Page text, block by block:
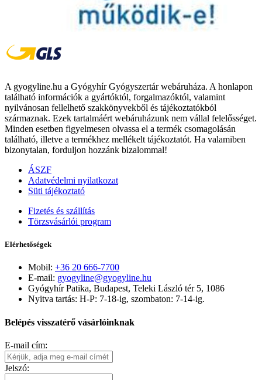
A gyogyline.hu a Gyógyhír Gyógyszertár webáruháza. A honlapon
található információk a gyártóktól, forgalmazóktól, valamint
nyilvánosan fellelhető szakkönyvekből és tájékoztatókból
származnak. Ezek tartalmáért webáruházunk nem vállal felelősséget.
Minden esetben figyelmesen olvassa el a termék csomagolásán
található, illetve a termékhez mellékelt tájékoztatót. Ha valamiben
bizonytalan, forduljon hozzánk bizalommal!
ÁSZF
Adatvédelmi nyilatkozat
Süti tájékoztató
Fizetés és szállítás
Törzsvásárlói program
Elérhetőségek
Mobil: +36 20 666-7700
E-mail: gyogyline@gyogyline.hu
Gyógyhír Patika, Budapest, Teleki László tér 5, 1086
Nyitva tartás: H-P: 7-18-ig, szombaton: 7-14-ig.
Belépés visszatérő vásárlóinknak
E-mail cím:
Jelszó: